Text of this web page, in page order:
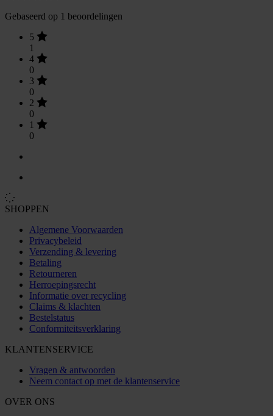
Gebaseerd op 1 beoordelingen
5
1
4
0
3
0
2
0
1
0
SHOPPEN
Algemene Voorwaarden
Privacybeleid
Verzending & levering
Betaling
Retourneren
Herroepingsrecht
Informatie over recycling
Claims & klachten
Bestelstatus
Conformiteitsverklaring
KLANTENSERVICE
Vragen & antwoorden
Neem contact op met de klantenservice
OVER ONS